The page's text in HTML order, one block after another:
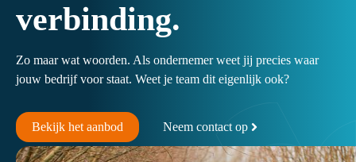
verbinding.
Zo maar wat woorden. Als ondernemer weet jij precies waar
jouw bedrijf voor staat. Weet je team dit eigenlijk ook?
Bekijk het aanbod Neem contact op